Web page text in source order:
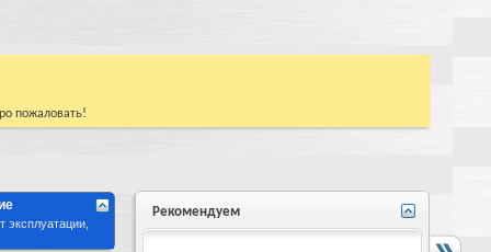
пожаловать!
Рекомендуем